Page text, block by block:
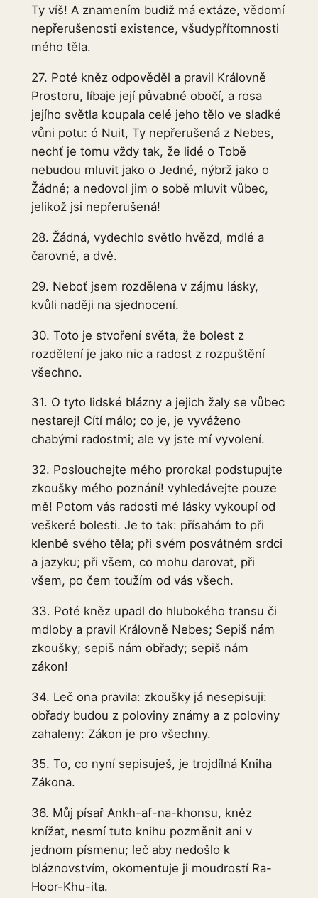
Ty víš! A znamením budiž má extáze, vědomí
nepřerušenosti existence, všudypřítomnosti
mého těla.
27. Poté kněz odpověděl a pravil Královně
Prostoru, líbaje její půvabné obočí, a rosa
jejího světla koupala celé jeho tělo ve sladké
vůni potu: ó Nuit, Ty nepřerušená z Nebes,
nechť je tomu vždy tak, že lidé o Tobě
nebudou mluvit jako o Jedné, nýbrž jako o
Žádné; a nedovol jim o sobě mluvit vůbec,
jelikož jsi nepřerušená!
28. Žádná, vydechlo světlo hvězd, mdlé a
čarovné, a dvě.
29. Neboť jsem rozdělena v zájmu lásky,
kvůli naději na sjednocení.
30. Toto je stvoření světa, že bolest z
rozdělení je jako nic a radost z rozpuštění
všechno.
31. O tyto lidské blázny a jejich žaly se vůbec
nestarej! Cítí málo; co je, je vyváženo
chabými radostmi; ale vy jste mí vyvolení.
32. Poslouchejte mého proroka! podstupujte
zkoušky mého poznání! vyhledávejte pouze
mě! Potom vás radosti mé lásky vykoupí od
veškeré bolesti. Je to tak: přísahám to při
klenbě svého těla; při svém posvátném srdci
a jazyku; při všem, co mohu darovat, při
všem, po čem toužím od vás všech.
33. Poté kněz upadl do hlubokého transu či
mdloby a pravil Královně Nebes; Sepiš nám
zkoušky; sepiš nám obřady; sepiš nám
zákon!
34. Leč ona pravila: zkoušky já nesepisuji:
obřady budou z poloviny známy a z poloviny
zahaleny: Zákon je pro všechny.
35. To, co nyní sepisuješ, je trojdílná Kniha
Zákona.
36. Můj písař Ankh-af-na-khonsu, kněz
knížat, nesmí tuto knihu pozměnit ani v
jednom písmenu; leč aby nedošlo k
bláznovstvím, okomentuje ji moudrostí Ra-
Hoor-Khu-ita.